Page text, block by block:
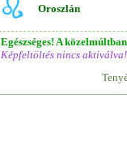
Oroszlán
Egészséges! A
Képfeltöltés nincs aktiválva!